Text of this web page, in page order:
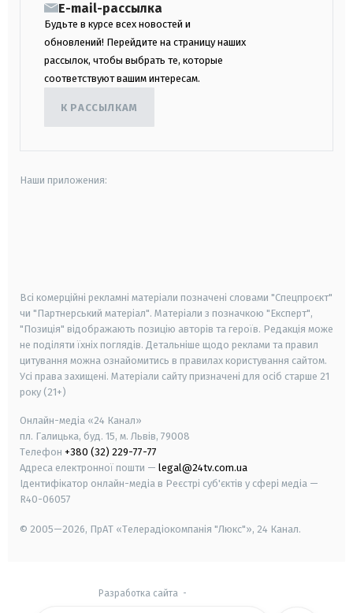
E-mail-рассылка
Будьте в курсе всех новостей и
обновлений! Перейдите на страницу наших
рассылок, чтобы выбрать те, которые
соответствуют вашим интересам.
К РАССЫЛКАМ
Наши приложения:
Всі комерційні рекламні матеріали позначені словами "Спецпроєкт"
чи "Партнерський матеріал". Матеріали з позначкою "Експерт",
"Позиція" відображають позицію авторів та героїв. Редакція може
не поділяти їхніх поглядів. Детальніше щодо реклами та правил
цитування можна ознайомитись в правилах користування сайтом.
Усі права захищені. Матеріали сайту призначені для осіб старше 21
року (21+)
Онлайн-медіа «24 Канал»
пл. Галицька, буд. 15, м. Львів, 79008
Телефон +380 (32) 229-77-77
Адреса електронної пошти — legal@24tv.com.ua
Ідентифікатор онлайн-медіа в Реєстрі суб'єктів у сфері медіа —
R40-06057
© 2005—2026, ПрАТ «Телерадіокомпанія "Люкс"», 24 Канал.
Разработка сайта -